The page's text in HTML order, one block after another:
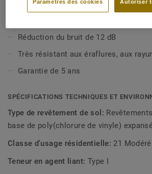
Réduction du bruit de 12 dB
Très résistant aux éraflures, aux
Garantie de 5 ans
SPÉCIFICATIONS TECHNIQUES ET
Type de revêtement de sol:
base de poly(chlorure de vinyle)
Classe d'usage résidentielle: 21 Modéré
Teneur en agent liant: Type I
Paramètres des cookies Autoriser